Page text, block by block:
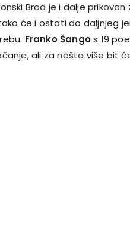
Brod je i dalje
će i ostati do daljnjeg
Franko Šangos 19
ali za nešto više bit